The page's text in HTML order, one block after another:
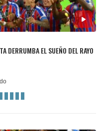
DERRUMBA EL SUEÑO DEL RAYO